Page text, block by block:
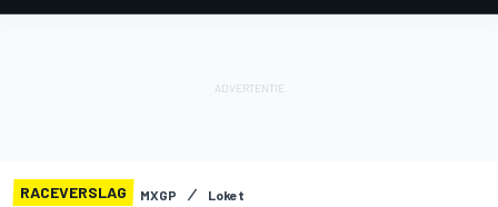
RACEVERSLAG MXGP Loket